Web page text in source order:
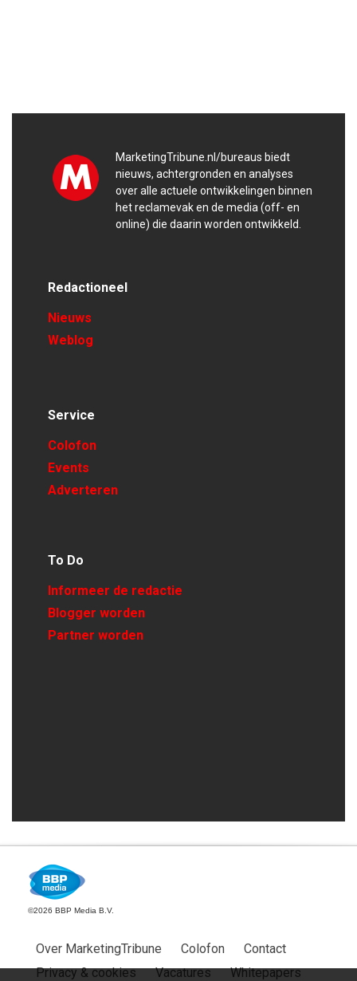
MarketingTribune.nl/bureaus biedt
nieuws, achtergronden en analyses
over alle actuele ontwikkelingen binnen
het reclamevak en de media (off- en
online) die daarin worden ontwikkeld.
Redactioneel
Nieuws
Weblog
Service
Colofon
Events
Adverteren
To Do
Informeer de redactie
Blogger worden
Partner worden
©2026 BBP Media B.V.
Over MarketingTribune Colofon
Contact
Privacy & cookies
Vacatures Whitepapers